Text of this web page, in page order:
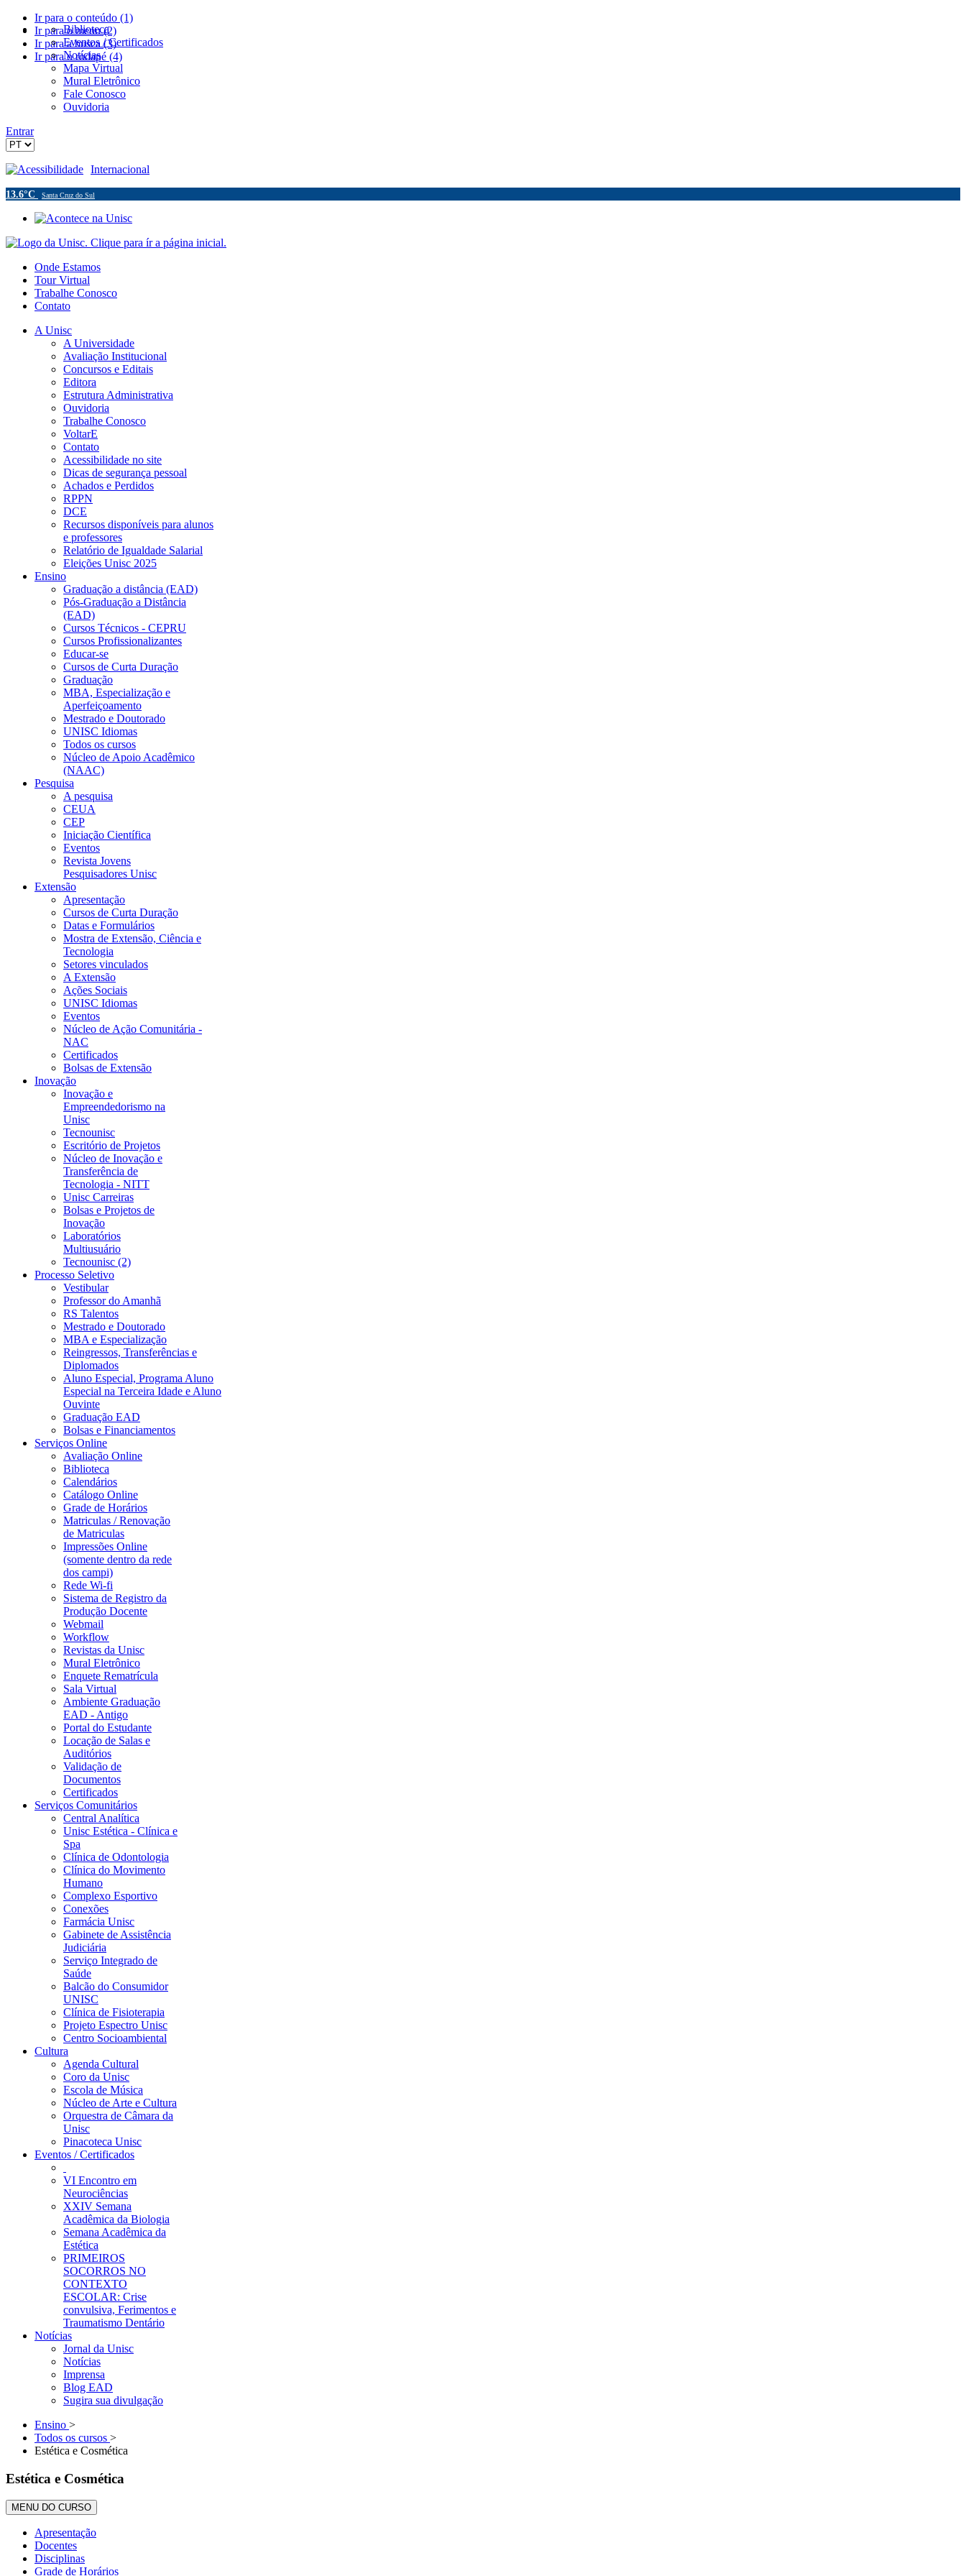
Ir para o conteúdo (1)
Ir para o menu (2)
Ir para a busca (3)
Ir para o rodapé (4)
Biblioteca
Eventos / Certificados
Notícias
Mapa Virtual
Mural Eletrônico
Fale Conosco
Ouvidoria
Entrar
Acessibilidade Internacional
13.6°C Santa Cruz do Sul
Onde Estamos
Tour Virtual
Trabalhe Conosco
Contato
A Unisc
A Universidade
Avaliação Institucional
Concursos e Editais
Editora
Estrutura Administrativa
Ouvidoria
Trabalhe Conosco
VoltarE
Contato
Acessibilidade no site
Dicas de segurança pessoal
Achados e Perdidos
RPPN
DCE
Recursos disponíveis para alunos
e professores
Relatório de Igualdade Salarial
Eleições Unisc 2025
Ensino
Graduação a distância (EAD)
Pós-Graduação a Distância
(EAD)
Cursos Técnicos - CEPRU
Cursos Profissionalizantes
Educar-se
Cursos de Curta Duração
Graduação
MBA, Especialização e
Aperfeiçoamento
Mestrado e Doutorado
UNISC Idiomas
Todos os cursos
Núcleo de Apoio Acadêmico
(NAAC)
Pesquisa
A pesquisa
CEUA
CEP
Iniciação Científica
Eventos
Revista Jovens
Pesquisadores Unisc
Extensão
Apresentação
Cursos de Curta Duração
Datas e Formulários
Mostra de Extensão, Ciência e
Tecnologia
Setores vinculados
A Extensão
Ações Sociais
UNISC Idiomas
Eventos
Núcleo de Ação Comunitária -
NAC
Certificados
Bolsas de Extensão
Inovação
Inovação e
Empreendedorismo na
Unisc
Tecnounisc
Escritório de Projetos
Núcleo de Inovação e
Transferência de
Tecnologia - NITT
Unisc Carreiras
Bolsas e Projetos de
Inovação
Laboratórios
Multiusuário
Tecnounisc (2)
Processo Seletivo
Vestibular
Professor do Amanhã
RS Talentos
Mestrado e Doutorado
MBA e Especialização
Reingressos, Transferências e
Diplomados
Aluno Especial, Programa Aluno
Especial na Terceira Idade e Aluno
Ouvinte
Graduação EAD
Bolsas e Financiamentos
Serviços Online
Avaliação Online
Biblioteca
Calendários
Catálogo Online
Grade de Horários
Matriculas / Renovação
de Matriculas
Impressões Online
(somente dentro da rede
dos campi)
Rede Wi-fi
Sistema de Registro da
Produção Docente
Webmail
Workflow
Revistas da Unisc
Mural Eletrônico
Enquete Rematrícula
Sala Virtual
Ambiente Graduação
EAD - Antigo
Portal do Estudante
Locação de Salas e
Auditórios
Validação de
Documentos
Certificados
Serviços Comunitários
Central Analítica
Unisc Estética - Clínica e
Spa
Clínica de Odontologia
Clínica do Movimento
Humano
Complexo Esportivo
Conexões
Farmácia Unisc
Gabinete de Assistência
Judiciária
Serviço Integrado de
Saúde
Balcão do Consumidor
UNISC
Clínica de Fisioterapia
Projeto Espectro Unisc
Centro Socioambiental
Cultura
Agenda Cultural
Coro da Unisc
Escola de Música
Núcleo de Arte e Cultura
Orquestra de Câmara da
Unisc
Pinacoteca Unisc
Eventos / Certificados
VI Encontro em
Neurociências
XXIV Semana
Acadêmica da Biologia
Semana Acadêmica da
Estética
PRIMEIROS
SOCORROS NO
CONTEXTO
ESCOLAR: Crise
convulsiva, Ferimentos e
Traumatismo Dentário
Notícias
Jornal da Unisc
Notícias
Imprensa
Blog EAD
Sugira sua divulgação
Ensino >
Todos os cursos >
Estética e Cosmética
Estética e Cosmética
MENU DO CURSO
Apresentação
Docentes
Disciplinas
Grade de Horários